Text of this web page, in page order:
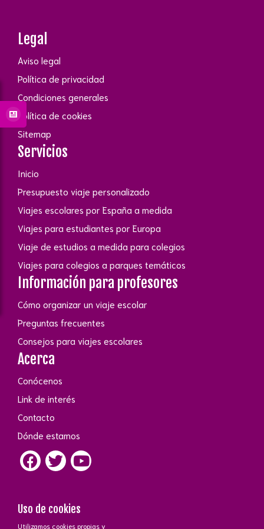
Legal
Aviso legal
Política de privacidad
Condiciones generales
Política de cookies
Sitemap
Servicios
Inicio
Presupuesto viaje personalizado
Viajes escolares por España a medida
Viajes para estudiantes por Europa
Viaje de estudios a medida para colegios
Viajes para colegios a parques temáticos
Información para profesores
Cómo organizar un viaje escolar
Preguntas frecuentes
Consejos para viajes escolares
Acerca
Conócenos
Link de interés
Contacto
Dónde estamos
Uso de cookies
Utilizamos cookies propias y